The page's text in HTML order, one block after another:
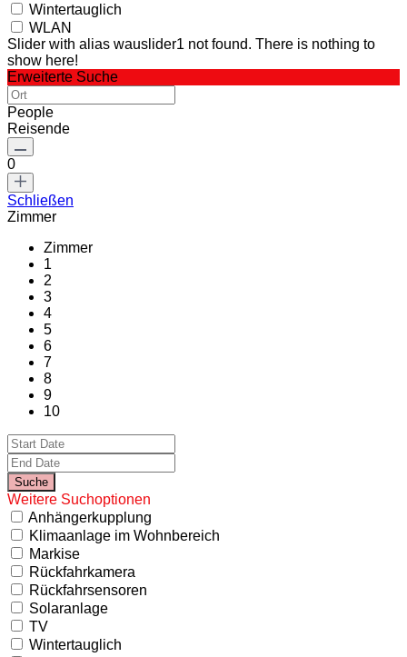
Wintertauglich
WLAN
Slider with alias wauslider1 not found. There is nothing to
show here!
Erweiterte Suche
People
Reisende
0
Schließen
Zimmer
Zimmer
1
2
3
4
5
6
7
8
9
10
Weitere Suchoptionen
Anhängerkupplung
Klimaanlage im Wohnbereich
Markise
Rückfahrkamera
Rückfahrsensoren
Solaranlage
TV
Wintertauglich